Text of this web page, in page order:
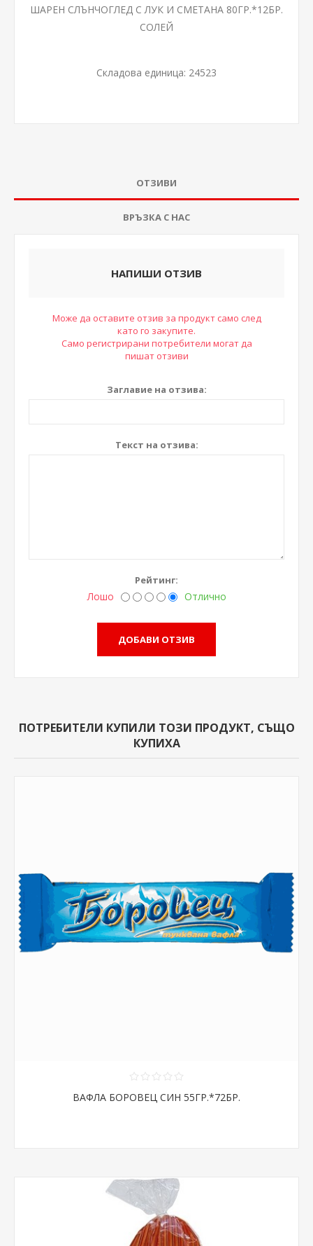
ШАРЕН СЛЪНЧОГЛЕД С ЛУК И СМЕТАНА 80ГР.*12БР.
СОЛЕЙ
Складова единица: 24523
ОТЗИВИ
ВРЪЗКА С НАС
НАПИШИ ОТЗИВ
Може да оставите отзив за продукт само след
като го закупите.
Само регистрирани потребители могат да
пишат отзиви
Заглавие на отзива:
Текст на отзива:
Рейтинг:
Лошо Отлично
ПОТРЕБИТЕЛИ КУПИЛИ ТОЗИ ПРОДУКТ, СЪЩО
КУПИХА
ВАФЛА БОРОВЕЦ СИН 55ГР.*72БР.